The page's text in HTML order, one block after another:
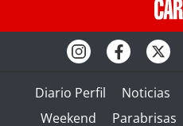
Diario Perfil Noticias
Weekend
Parabrisas